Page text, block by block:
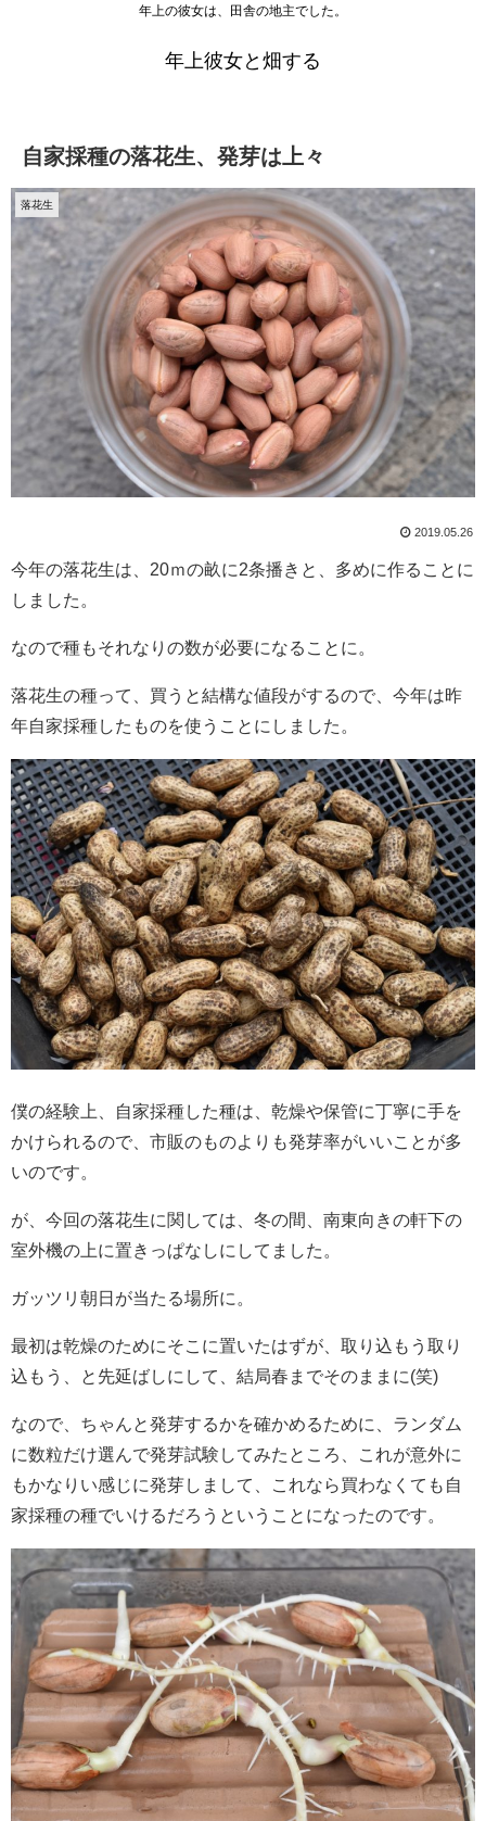
年上の彼女は、田舎の地主でした。
年上彼女と畑する
自家採種の落花生、発芽は上々
落花生
2019.05.26
今年の落花生は、20ｍの畝に2条播きと、多めに作ることに
しました。
なので種もそれなりの数が必要になることに。
落花生の種って、買うと結構な値段がするので、今年は昨
年自家採種したものを使うことにしました。
僕の経験上、自家採種した種は、乾燥や保管に丁寧に手を
かけられるので、市販のものよりも発芽率がいいことが多
いのです。
が、今回の落花生に関しては、冬の間、南東向きの軒下の
室外機の上に置きっぱなしにしてました。
ガッツリ朝日が当たる場所に。
最初は乾燥のためにそこに置いたはずが、取り込もう取り
込もう、と先延ばしにして、結局春までそのままに(笑)
なので、ちゃんと発芽するかを確かめるために、ランダム
に数粒だけ選んで発芽試験してみたところ、これが意外に
もかなりい感じに発芽しまして、これなら買わなくても自
家採種の種でいけるだろうということになったのです。